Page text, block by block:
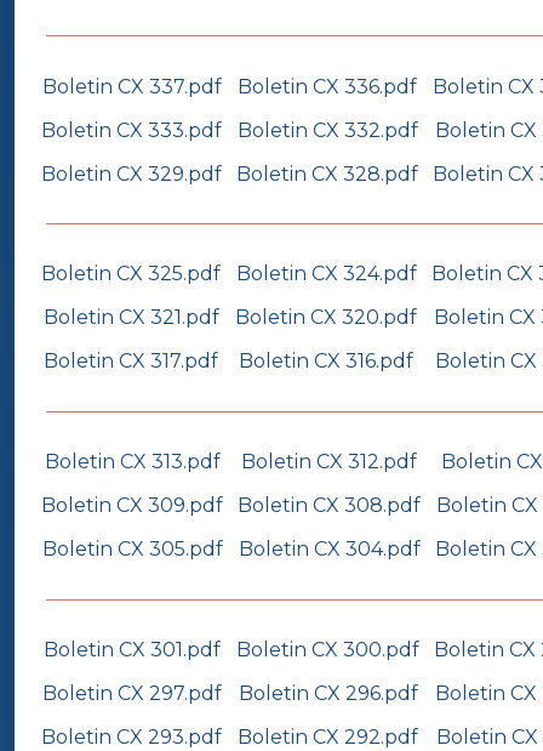
Boletin CX 337.pdf Boletin CX 336.pdf
Boletin CX
Boletin CX 333.pdf
Boletin CX 332.pdf
Boletin CX
Boletin CX 329.pdf
Boletin CX 328.pdf Boletin CX
Boletin CX 325.pdf Boletin CX 324.pdf
Boletin CX
Boletin CX 321.pdf
Boletin CX 320.pdf
Boletin CX
Boletin CX 317.pdf
Boletin CX 316.pdf Boletin CX
Boletin CX 313.pdf Boletin CX 312.pdf
Boletin
Boletin CX 309.pdf
Boletin CX 308.pdf
Boletin
Boletin CX 305.pdf
Boletin CX 304.pdf Boletin
Boletin CX 301.pdf Boletin CX 300.pdf
Boletin CX
Boletin CX 297.pdf
Boletin CX 296.pdf
Boletin CX
Boletin CX 293.pdf
Boletin CX 292.pdf Boletin CX